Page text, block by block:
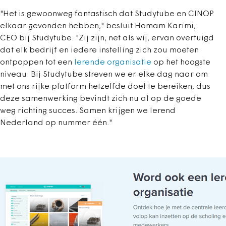
"Het is gewoonweg fantastisch dat Studytube en CINOP
elkaar gevonden hebben," besluit Homam Karimi,
CEO bij Studytube. "Zij zijn, net als wij, ervan overtuigd
dat elk bedrijf en iedere instelling zich zou moeten
ontpoppen tot een
lerende organisatie op het hoogste
niveau. Bij Studytube streven we er elke dag naar om
met ons rijke platform hetzelfde doel te bereiken, dus
deze samenwerking bevindt zich nu al op de goede
weg richting succes. Samen krijgen we lerend
Nederland op nummer één."